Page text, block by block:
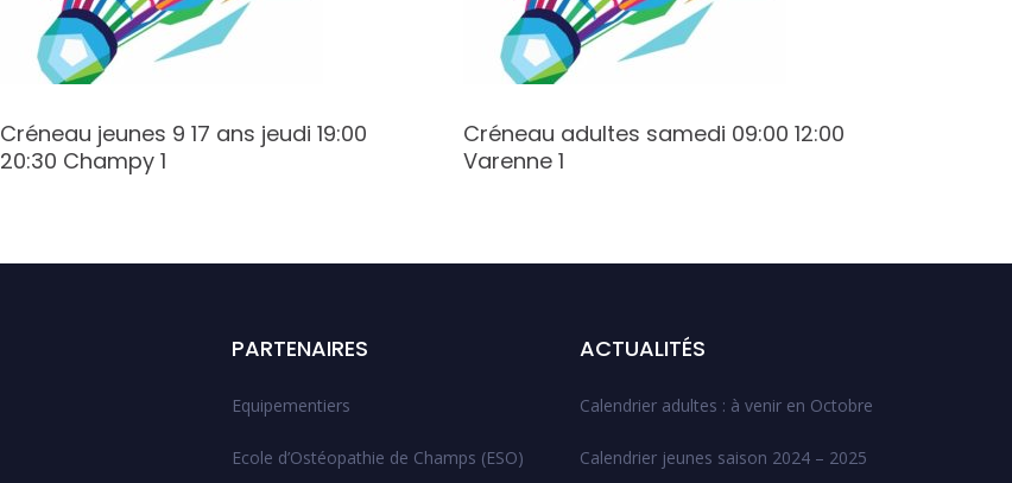
Créneau jeunes 9 17 ans jeudi 19:00
20:30 Champy 1
Créneau adultes samedi 09:00 12:00
Varenne 1
PARTENAIRES
Equipementiers
Ecole d’Ostéopathie de Champs (ESO)
ACTUALITÉS
Calendrier adultes : à venir en Octobre
Calendrier jeunes saison 2024 – 2025